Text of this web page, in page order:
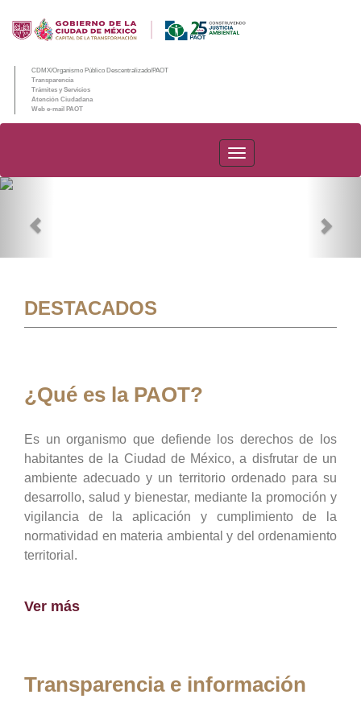
CDMX/Organismo Público Descentralizado/PAOT
Transparencia
Trámites y Servicios
Atención Ciudadana
Web e-mail PAOT
PAOT
DESTACADOS
¿Qué es la PAOT?
Es un organismo que defiende los derechos de los
habitantes de la Ciudad de México, a disfrutar de un
ambiente adecuado y un territorio ordenado para su
desarrollo, salud y bienestar, mediante la promoción y
vigilancia de la aplicación y cumplimiento de la
normatividad en materia ambiental y del ordenamiento
territorial.
Ver más
Transparencia e información